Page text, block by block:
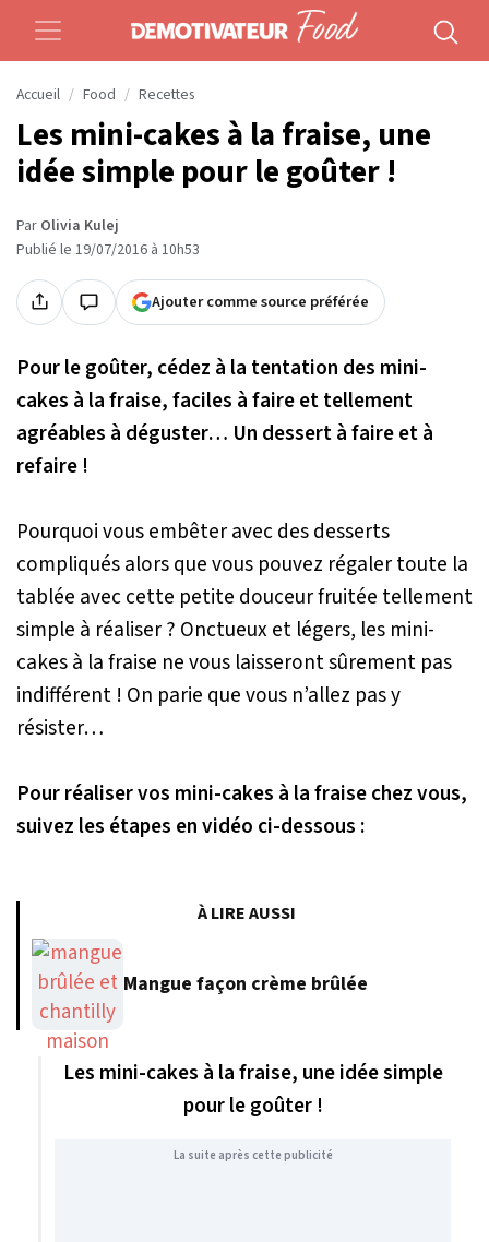
Accueil Food Recettes
Les mini-cakes à la fraise, une
idée simple pour le goûter !
Par Olivia Kulej
Publié le 19/07/2016 à 10h53
Ajouter comme source préférée
Pour le goûter, cédez à la tentation des mini-
cakes à la fraise, faciles à faire et tellement
agréables à déguster… Un dessert à faire et à
refaire !
Pourquoi vous embêter avec des desserts
compliqués alors que vous pouvez régaler toute la
tablée avec cette petite douceur fruitée tellement
simple à réaliser ? Onctueux et légers, les mini-
cakes à la fraise ne vous laisseront sûrement pas
indifférent ! On parie que vous n’allez pas y
résister…
Pour réaliser vos mini-cakes à la fraise chez vous,
suivez les étapes en vidéo ci-dessous :
À LIRE AUSSI
Mangue façon crème brûlée
Les mini-cakes à la fraise, une idée simple
pour le goûter !
La suite après cette publicité